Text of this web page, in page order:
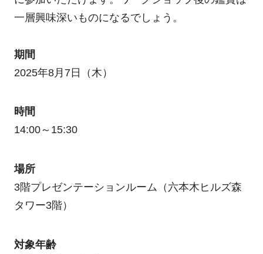
一層興味深いものになるでしょう。
期間
2025年8月7日（木）
時間
14:00～15:30
場所
3階プレゼンテーションルーム（六本木ヒルズ森
タワー3階）
対象年齢